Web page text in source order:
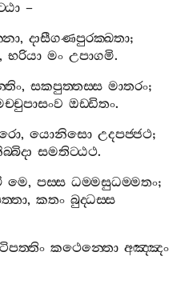
–
,දාසීගණපුරක‍්ඛතා;
,භරියා මං උපාගමි.
,සකපුත‍්තස‍්ස මාතරං;
ඔඩ‍්ඩිතං.
,යොනිසො උදපජ‍්ජථ;
සමතිට‍්ඨථ.
මෙ,පස‍්ස ධම‍්මසුධම‍්මතං;
,කතං බුද‍්ධස‍්ස
කථෙන‍්තො අඤ‍්ඤං